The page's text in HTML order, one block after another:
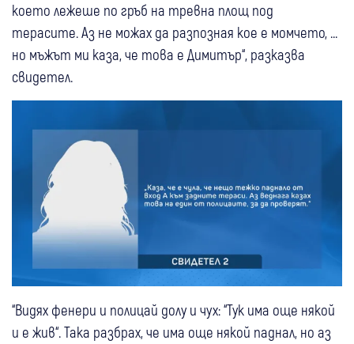
което лежеше по гръб на тревна площ под
терасите. Аз не можах да разпозная кое е момчето, ...
но мъжът ми каза, че това е Димитър“, разказва
свидетел.
“Видях фенери и полицай долу и чух: “Тук има още някой
и е жив“. Така разбрах, че има още някой паднал, но аз